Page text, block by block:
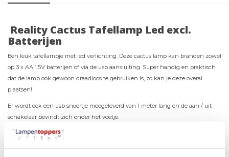
Reality Cactus Tafellamp Led excl.
Batterijen
Een leuk tafellampje met led verlichting. Deze cactus lamp kan branden zowel
op 3 x AA 1.5V batterijen of via de usb aansluiting. Super handig en praktisch
dat de lamp ook gewoon draadloos te gebruiken is, zo kan je deze overal
plaatsen!
Er wordt ook een usb snoertje meegeleverd van 1 meter lang en de aan / uit
schakelaar bevindt zich onder het voetje.
Dit schemerlampje is 29 centimeter hoog en 15 centimeter breed.